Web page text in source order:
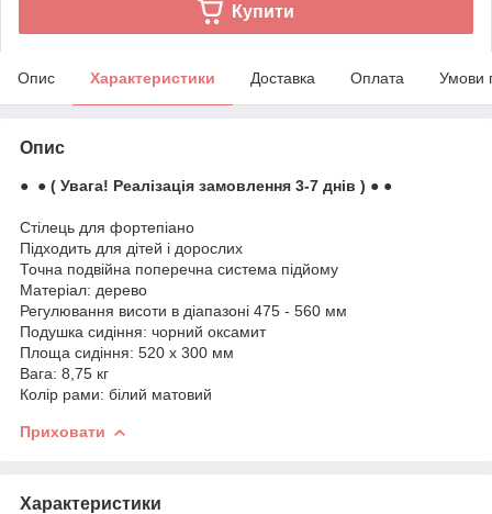
Купити
Опис Характеристики Доставка Оплата Умови
Опис
● ● ( Увага! Реалізація замовлення 3-7 днів ) ● ●
Стілець для фортепіано
Підходить для дітей і дорослих
Точна подвійна поперечна система підйому
Матеріал: дерево
Регулювання висоти в діапазоні 475 - 560 мм
Подушка сидіння: чорний оксамит
Площа сидіння: 520 х 300 мм
Вага: 8,75 кг
Колір рами: білий матовий
Приховати
Характеристики